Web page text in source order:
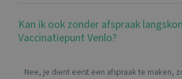
Kan ik ook zonder afspraak
Vaccinatiepunt Venlo?
Nee, je dient eerst een afspraak te maken,